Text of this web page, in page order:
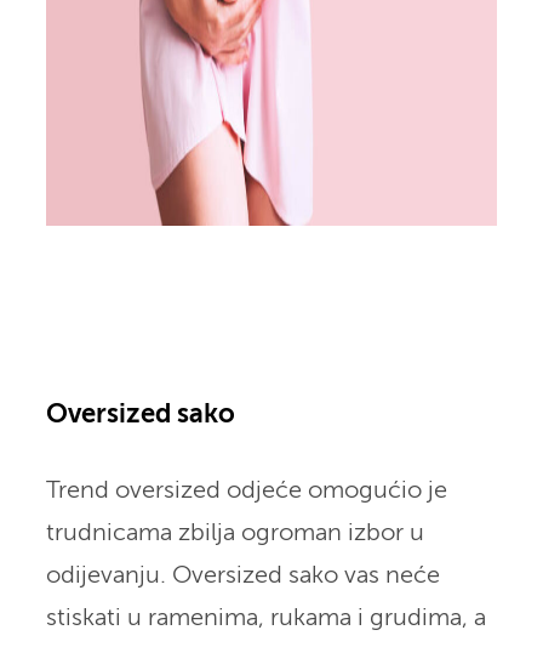
Oversized sako
Trend oversized odjeće omogućio je
trudnicama zbilja ogroman izbor u
odijevanju. Oversized sako vas neće
stiskati u ramenima, rukama i grudima, a